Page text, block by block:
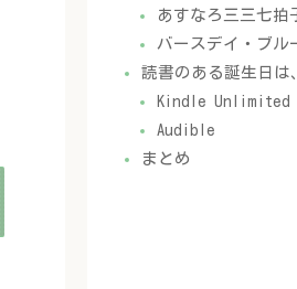
あすなろ三三七拍
バースデイ・ブル
読書のある誕生日
Kindle Unlimited
Audible
まとめ